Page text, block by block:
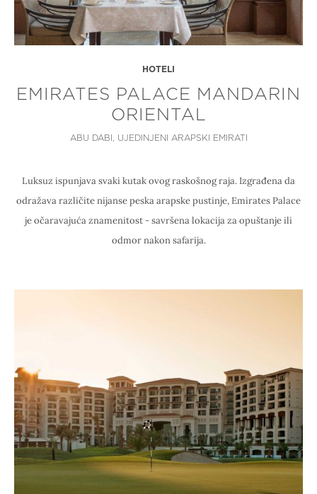
HOTELI
EMIRATES PALACE MANDARIN
ORIENTAL
ABU DABI, UJEDINJENI ARAPSKI EMIRATI
Luksuz ispunjava svaki kutak ovog raskošnog raja. Izgrađena da
odražava različite nijanse peska arapske pustinje, Emirates Palace
je očaravajuća znamenitost - savršena lokacija za opuštanje ili
odmor nakon safarija.